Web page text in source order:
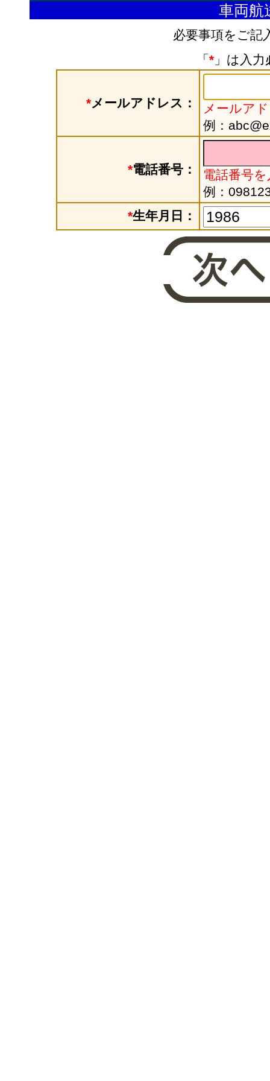
車両航
必要事項をご記
「 *」は入力
*メールアドレス：
メールア
例：
*電話番号：
電話番号
例：
*生年月日：